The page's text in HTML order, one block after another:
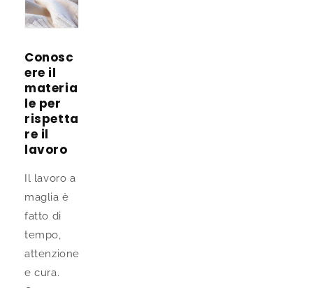
Conosc
ere il
materia
le per
rispetta
re il
lavoro
Il lavoro a
maglia è
fatto di
tempo,
attenzione
e cura.